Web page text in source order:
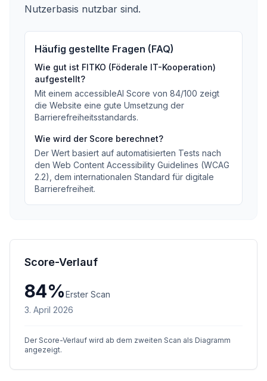
Nutzerbasis nutzbar sind.
Häufig gestellte Fragen (FAQ)
Wie gut ist FITKO (Föderale IT-Kooperation)
aufgestellt?
Mit einem accessibleAI Score von 84/100 zeigt
die Website eine gute Umsetzung der
Barrierefreiheitsstandards.
Wie wird der Score berechnet?
Der Wert basiert auf automatisierten Tests nach
den Web Content Accessibility Guidelines (WCAG
2.2), dem internationalen Standard für digitale
Barrierefreiheit.
Score-Verlauf
84%Erster Scan
3. April 2026
Der Score-Verlauf wird ab dem zweiten Scan als Diagramm
angezeigt.